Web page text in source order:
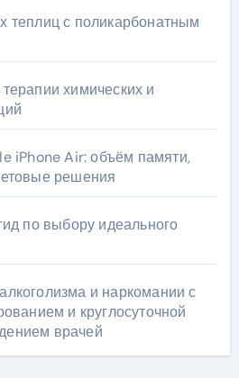
теплиц с поликарбонатным
химических и
iPhone Air: объём памяти,
решения
по выбору идеального
и наркомании с
и круглосуточной
врачей